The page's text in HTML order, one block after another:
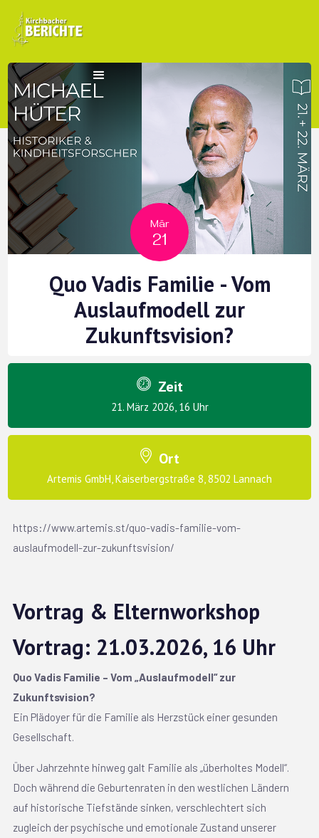
Mär
21
Quo Vadis Familie - Vom
Auslaufmodell zur
Zukunftsvision?
Zeit
21. März 2026, 16 Uhr
Ort
Artemis GmbH, Kaiserbergstraße 8, 8502 Lannach
https://www.artemis.st/quo-vadis-familie-vom-
auslaufmodell-zur-zukunftsvision/
Vortrag & Elternworkshop
Vortrag: 21.03.2026, 16 Uhr
Quo Vadis Familie – Vom „Auslaufmodell“ zur
Zukunftsvision?
Ein Plädoyer für die Familie als Herzstück einer gesunden
Gesellschaft.
Über Jahrzehnte hinweg galt Familie als „überholtes Modell“.
Doch während die Geburtenraten in den westlichen Ländern
auf historische Tiefstände sinken, verschlechtert sich
zugleich der psychische und emotionale Zustand unserer